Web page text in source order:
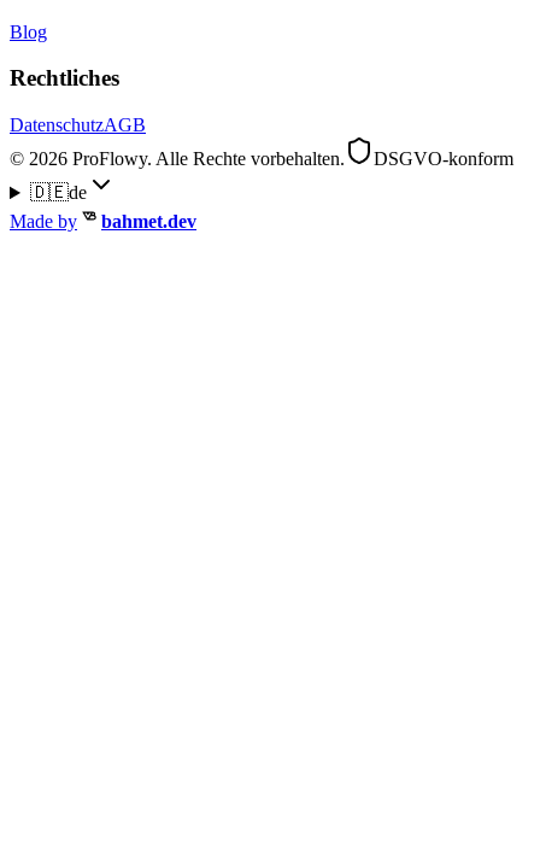
Blog
Rechtliches
DatenschutzAGB
© 2026 ProFlowy. Alle Rechte vorbehalten.
DSGVO-konform
🇩🇪de
Made by
bahmet.dev